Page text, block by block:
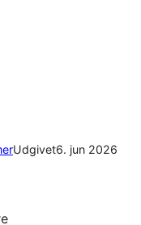
Udgivet6. jun 2026